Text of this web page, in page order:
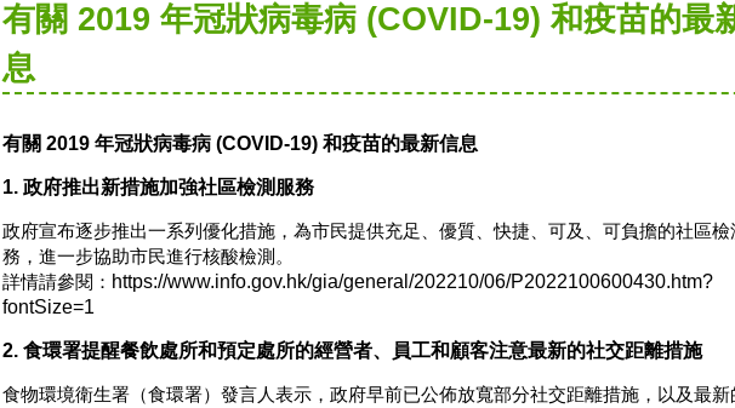
有關 2019 年冠狀病毒病 (COVID-19) 和疫苗的最
息
有關 2019 年冠狀病毒病 (COVID-19) 和疫苗的最新信息
1. 政府推出新措施加強社區檢測服務
政府宣布逐步推出一系列優化措施，為市民提供充足、優質、快捷、可及、可負擔的社區檢
務，進一步協助市民進行核酸檢測。
詳情請參閱： https://www.info.gov.hk/gia/general/202210/06/P2022100600430.htm?
fontSize=1
2. 食環署提醒餐飲處所和預定處所的經營者、員工和顧客注意最新的社交距離措施
食物環境衛生署（食環署）發言人表示，政府早前已公佈放寬部分社交距離措施，以及最新